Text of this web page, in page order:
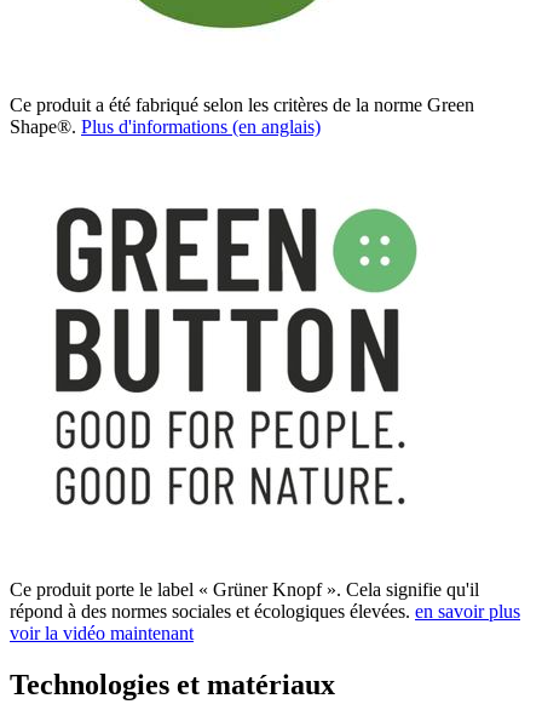
Ce produit a été fabriqué selon les critères de la norme Green
Shape®. Plus d'informations (en anglais)
Ce produit porte le label « Grüner Knopf ». Cela signifie qu'il
répond à des normes sociales et écologiques élevées. en savoir plus
voir la vidéo maintenant
Technologies et matériaux